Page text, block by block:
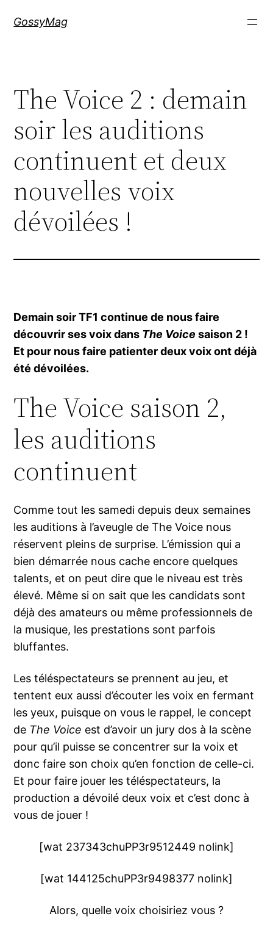
GossyMag
The Voice 2 : demain
soir les auditions
continuent et deux
nouvelles voix
dévoilées !
Demain soir TF1 continue de nous faire
découvrir ses voix dans The Voice saison 2 !
Et pour nous faire patienter deux voix ont déjà
été dévoilées.
The Voice saison 2,
les auditions
continuent
Comme tout les samedi depuis deux semaines
les auditions à l’aveugle de The Voice nous
réservent pleins de surprise. L’émission qui a
bien démarrée nous cache encore quelques
talents, et on peut dire que le niveau est très
élevé. Même si on sait que les candidats sont
déjà des amateurs ou même professionnels de
la musique, les prestations sont parfois
bluffantes.
Les téléspectateurs se prennent au jeu, et
tentent eux aussi d’écouter les voix en fermant
les yeux, puisque on vous le rappel, le concept
de The Voice est d’avoir un jury dos à la scène
pour qu’il puisse se concentrer sur la voix et
donc faire son choix qu’en fonction de celle-ci.
Et pour faire jouer les téléspectateurs, la
production a dévoilé deux voix et c’est donc à
vous de jouer !
[wat 237343chuPP3r9512449 nolink]
[wat 144125chuPP3r9498377 nolink]
Alors, quelle voix choisiriez vous ?